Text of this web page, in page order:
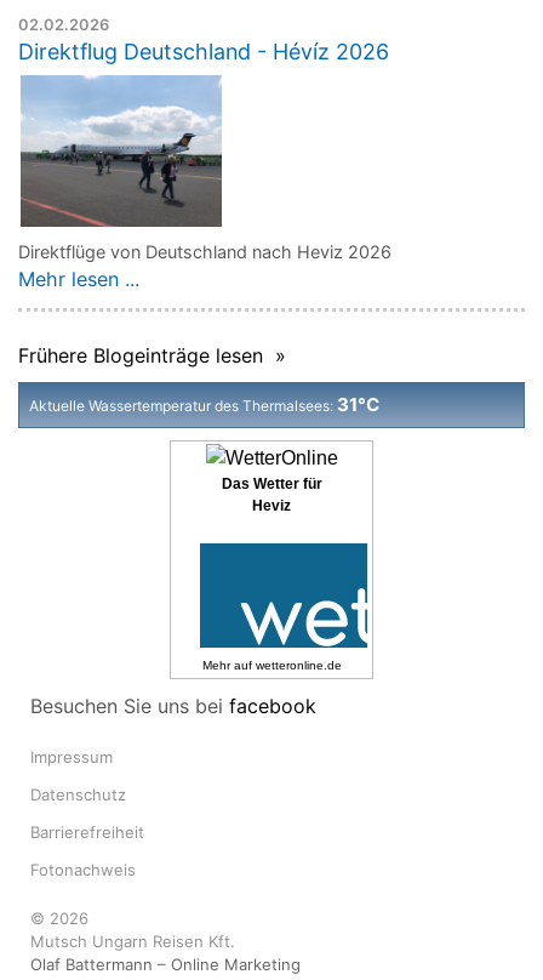
02.02.2026
Direktflug Deutschland - Hévíz 2026
Direktflüge von Deutschland nach Heviz 2026
Mehr lesen ...
Frühere Blogeinträge lesen »
Aktuelle Wassertemperatur des Thermalsees: 31°C
Das Wetter für
Heviz
Mehr auf wetteronline.de
Besuchen Sie uns bei facebook
Impressum
Datenschutz
Barrierefreiheit
Fotonachweis
© 2026
Mutsch Ungarn Reisen Kft.
Olaf Battermann – Online Marketing